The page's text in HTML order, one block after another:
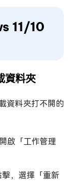
11/10
資料夾
資料夾打不開的
啟「工作管理
，選擇「重新